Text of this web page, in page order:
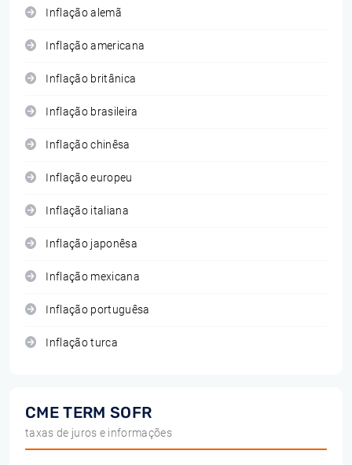
Inflação alemã
Inflação americana
Inflação britânica
Inflação brasileira
Inflação chinêsa
Inflação europeu
Inflação italiana
Inflação japonêsa
Inflação mexicana
Inflação portuguêsa
Inflação turca
CME TERM SOFR
taxas de juros e informações